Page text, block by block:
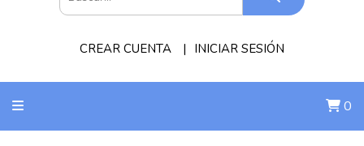
CREAR CUENTA INICIAR SESIÓN
0